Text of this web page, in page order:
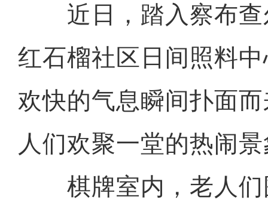
近日，踏入察布查
红石榴社区日间照料
欢快的气息瞬间扑面
人们欢聚一堂的热闹
棋牌室内，老人们